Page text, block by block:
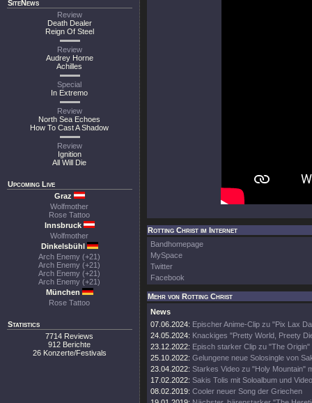
SiteNews
Review
Death Dealer
Reign Of Steel
Review
Audrey Horne
Achilles
Special
In Extremo
Review
North Sea Echoes
How To Cast A Shadow
Review
Ignition
All Will Die
Upcoming Live
Graz
Wolfmother
Rose Tattoo
Innsbruck
Wolfmother
Dinkelsbühl
Arch Enemy (+21)
Arch Enemy (+21)
Arch Enemy (+21)
Arch Enemy (+21)
München
Rose Tattoo
Statistics
7714 Reviews
912 Berichte
26 Konzerte/Festivals
Rotting Christ im Internet
Bandhomepage
MySpace
Twitter
Facebook
Mehr von Rotting Christ
News
07.06.2024: Epischer Anime-Clip zu "Pix Lax
24.05.2024: Knackiges "Pretty World, Preety
23.12.2022: Episch starker Clip zu "The Origin"
25.10.2022: Gelungene neue Solosingle von
23.04.2022: Starkes Video zu "Holy Mountain"
17.02.2022: Sakis Tolis mit Soloalbum und Video
08.02.2019: Cooler neuer Song der Griechen